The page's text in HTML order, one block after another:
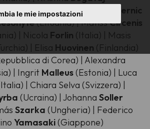
le mie impostazioni
Bouvet(Francia) | Mateja
Černic
(Lituania) | MatīssCircenis
| Nicola Forlin (Italia) | Masis
| Elisa Huovinen (Finlandia)
di Corea) | Alexandra
| Ingrit Malleus(Estonia) | Luca
| Chiara Selva (Svizzera) |
(Ucraina) | Johanna Soller
Szarka (Ungheria) | Federico
Yamasaki(Giappone)